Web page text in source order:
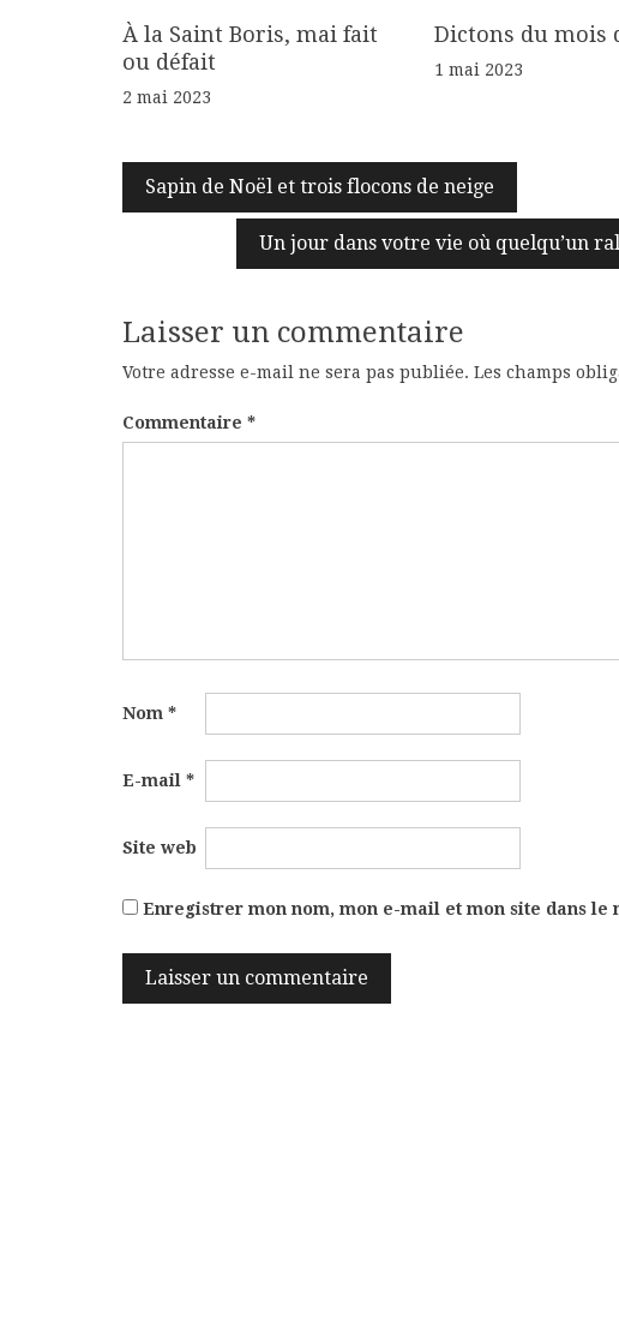
À la Saint Boris, mai fait
ou défait
2 mai 2023
Dictons du mois
1 mai 2023
Sapin de Noël et trois flocons de neige
Un jour dans votre vie où quelqu’un
Laisser un commentaire
Votre adresse e-mail ne sera pas publiée. Les champs
Commentaire *
Nom *
E-mail *
Site web
Enregistrer mon nom, mon e-mail et mon site dans